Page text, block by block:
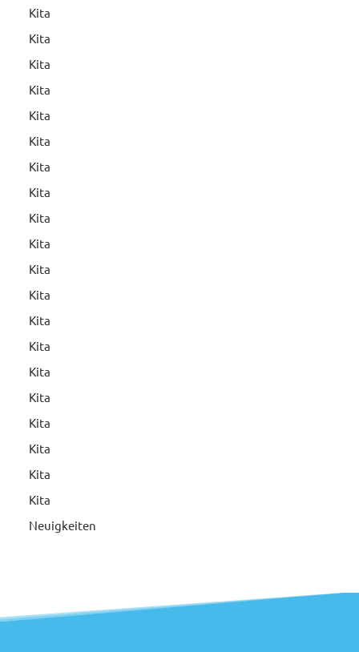
Kita
Kita
Kita
Kita
Kita
Kita
Kita
Kita
Kita
Kita
Kita
Kita
Kita
Kita
Kita
Kita
Kita
Kita
Kita
Kita
Neuigkeiten